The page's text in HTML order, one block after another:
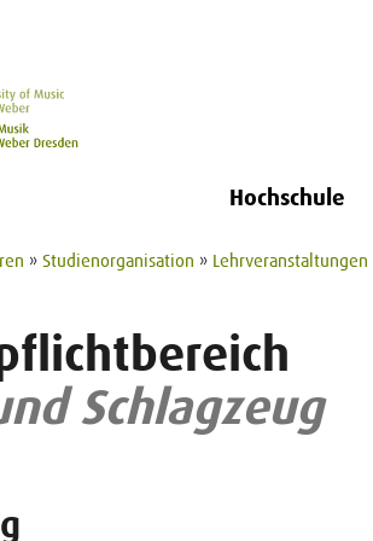
Hochschule
» Studienorganisation » Lehrveranstaltungen
Schlagzeug